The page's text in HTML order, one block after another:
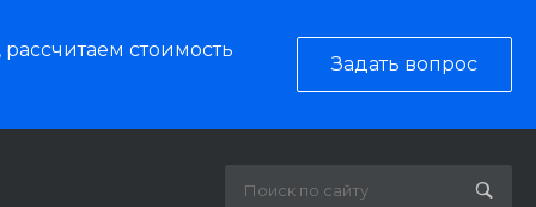
стоимость
Задать вопрос